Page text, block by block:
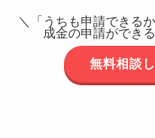
＼「うちも申請できる
成金の申請ができ
無料相談